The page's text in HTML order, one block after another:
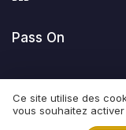
Pass On
Mentions
Ce site utilise des
vous souhaitez activer